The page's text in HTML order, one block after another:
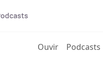
Ouvir(current)
Podcasts